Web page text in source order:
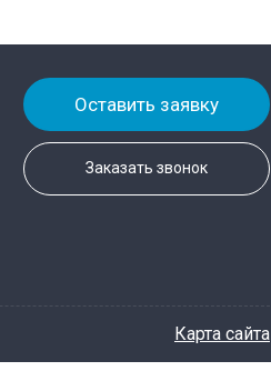
Оставить заявку
Заказать звонок
Карта сайта